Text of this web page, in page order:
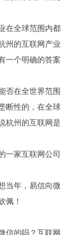
在全球范围内都
州的互联网产业
一个明确的答案
否在全世界范围
断性的，在全球
杭州的互联网是
一家互联网公司
当年，易信向微
佩！
信的吗？互联网